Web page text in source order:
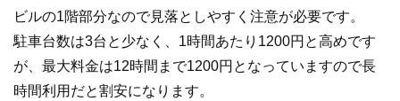
ビルの1階部分なので見落としやすく注意が必要です。
駐車台数は3台と少なく、1時間あたり1200円と高めです
が、最大料金は12時間まで1200円となっていますので長
時間利用だと割安になります。